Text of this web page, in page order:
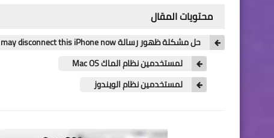
محتويات المقال
حل مشكلة ظهور رسالة This iPhone is already activated. You may disconnect this iPhone now في الايتونز
لمستخدمين نظام الماك Mac OS
لمستخدمين نظام الويندوز